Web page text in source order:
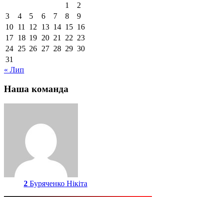
1
2
3
4 5 6 7 8
9
10 11 12 13 14 15 16
17 18 19 20 21 22 23
24 25 26 27 28 29 30
31
« Лип
Наша команда
2 Буряченко Нікіта